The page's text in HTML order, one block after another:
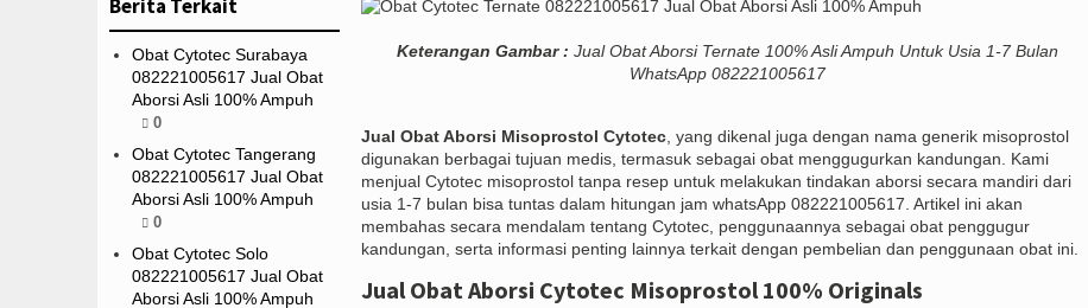
Berita Terkait
Obat Cytotec Surabaya
082221005617 Jual Obat
Aborsi Asli 100% Ampuh
0
Obat Cytotec Tangerang
082221005617 Jual Obat
Aborsi Asli 100% Ampuh
0
Obat Cytotec Solo
082221005617 Jual Obat
Aborsi Asli 100% Ampuh
Keterangan Gambar : Jual Obat Aborsi Ternate 100% Asli Ampuh Untuk Usia 1-7 Bulan
WhatsApp 082221005617
Jual Obat Aborsi Misoprostol Cytotec, yang dikenal juga dengan nama generik misoprostol
digunakan berbagai tujuan medis, termasuk sebagai obat menggugurkan kandungan. Kami
menjual Cytotec misoprostol tanpa resep untuk melakukan tindakan aborsi secara mandiri dari
usia 1-7 bulan bisa tuntas dalam hitungan jam whatsApp 082221005617. Artikel ini akan
membahas secara mendalam tentang Cytotec, penggunaannya sebagai obat penggugur
kandungan, serta informasi penting lainnya terkait dengan pembelian dan penggunaan obat ini.
Jual Obat Aborsi Cytotec Misoprostol 100% Originals